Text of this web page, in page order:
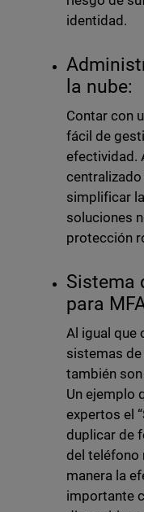
identidad.
la nube:
Contar con
fácil de
efectividad.
centralizado
simplificar
soluciones
protección
Sistema
para
Al igual que
sistemas
también
Un ejemplo
expertos el
duplicar de
del teléfono
manera la
importante